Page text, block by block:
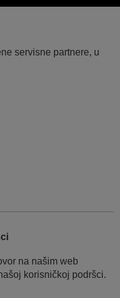
servisne partnere, u
na našim web
korisničkoj podršci.